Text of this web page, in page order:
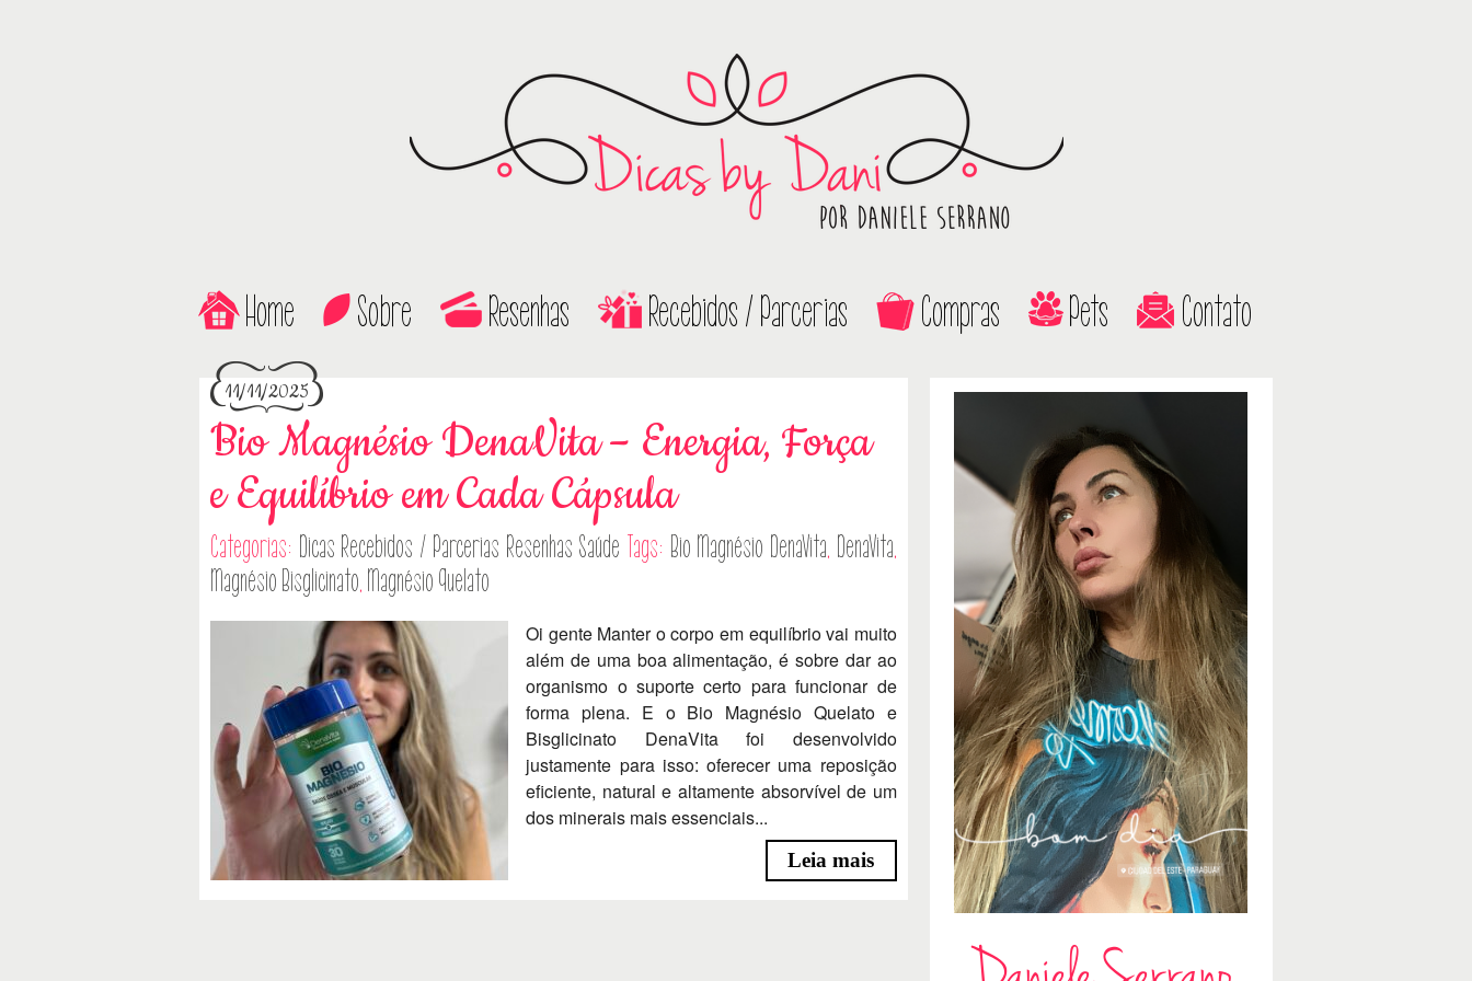
Home Sobre Resenhas Recebidos / Parcerias Compras Pets Contato
11/11/2025
Bio Magnésio DenaVita – Energia, Força
e Equilíbrio em Cada Cápsula
Categorias: Dicas Recebidos / Parcerias Resenhas Saúde Tags: Bio Magnésio DenaVita, DenaVita,
Magnésio Bisglicinato, Magnésio Quelato
Oi gente Manter o corpo em equilíbrio vai muito
além de uma boa alimentação, é sobre dar ao
organismo o suporte certo para funcionar de
forma plena. E o Bio Magnésio Quelato e
Bisglicinato DenaVita foi desenvolvido
justamente para isso: oferecer uma reposição
eficiente, natural e altamente absorvível de um
dos minerais mais essenciais...
Leia mais